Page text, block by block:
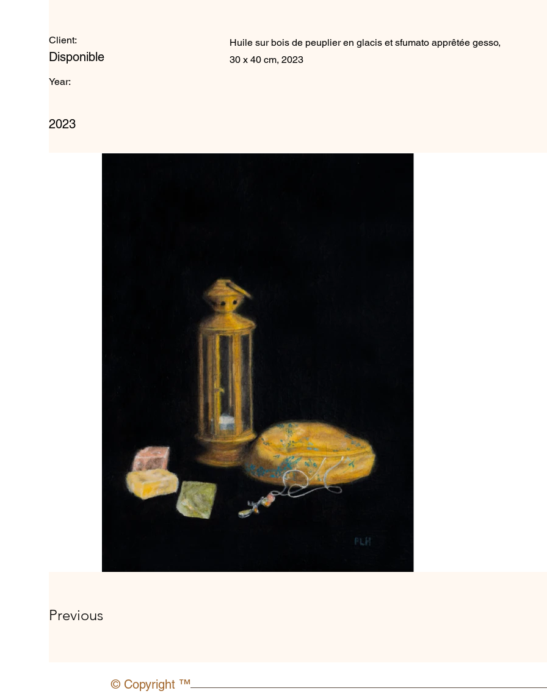
Client:
Disponible
Year:
2023
Huile sur bois de peuplier en glacis et sfumato apprêtée gesso,
30 x 40 cm, 2023
Previous
© Copyright ™